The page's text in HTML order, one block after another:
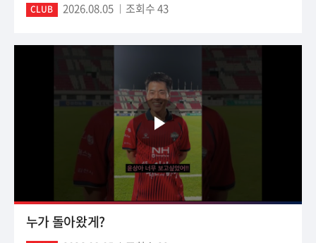
CLUB 2026.08.05 조회수 43
누가 돌아왔게?